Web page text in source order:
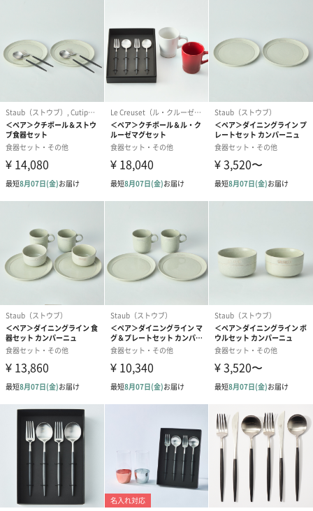
る特徴的なカットラインが素敵。
ハンドメイド研磨まで1本1本熟練の職人によってハンドメイドで
作られています。
人の手によって作られたことによって柔らかなカーブや繊細な仕
上げが可能となります。
ットです。
人が自然な状態で動ける環境や物を設計し、実際のデザインに役
立てる人間工学に基づいて設計されています。
そのため細くて華奢な柄と程よい重さのバランスがよく手にフィ
ットします。
「Cutipol（クチポール）」
ポルトガルのカトラリー専門ブランド
1920年代から、デザインから制作まで全て自社で行っています。